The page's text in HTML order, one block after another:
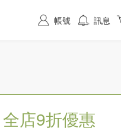
全店9折優惠
帳號 訊息